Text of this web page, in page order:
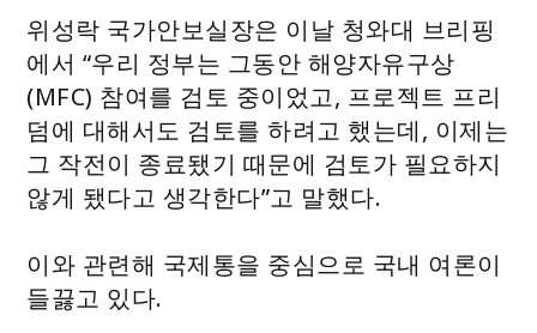
위성락 국가안보실장은 이날 청와대 브리핑
에서 “우리 정부는 그동안 해양자유구상
(MFC) 참여를 검토 중이었고, 프로젝트 프리
덤에 대해서도 검토를 하려고 했는데, 이제는
그 작전이 종료됐기 때문에 검토가 필요하지
않게 됐다고 생각한다”고 말했다.
이와 관련해 국제통을 중심으로 국내 여론이
들끓고 있다.